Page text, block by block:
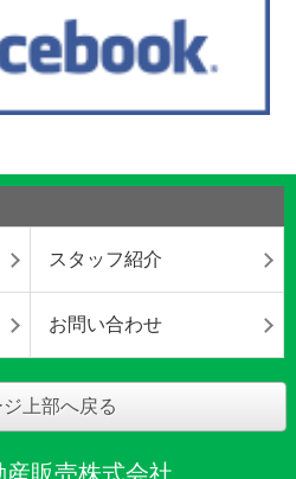
スタッフ紹介
お問い合わせ
上部へ戻る
産販売株式会社